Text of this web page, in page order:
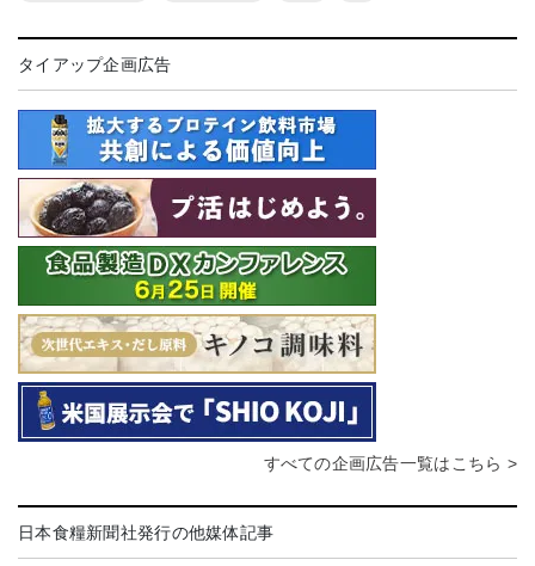
タイアップ企画広告
すべての企画広告一覧はこちら >
日本食糧新聞社発行の他媒体記事